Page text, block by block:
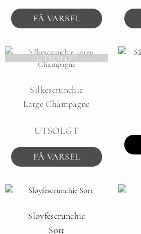
FÅ VARSEL
UTSOLGT
Silkescrunchie
Large Champagne
UTSOLGT
FÅ VARSEL
Sløyfescrunchie
Sort